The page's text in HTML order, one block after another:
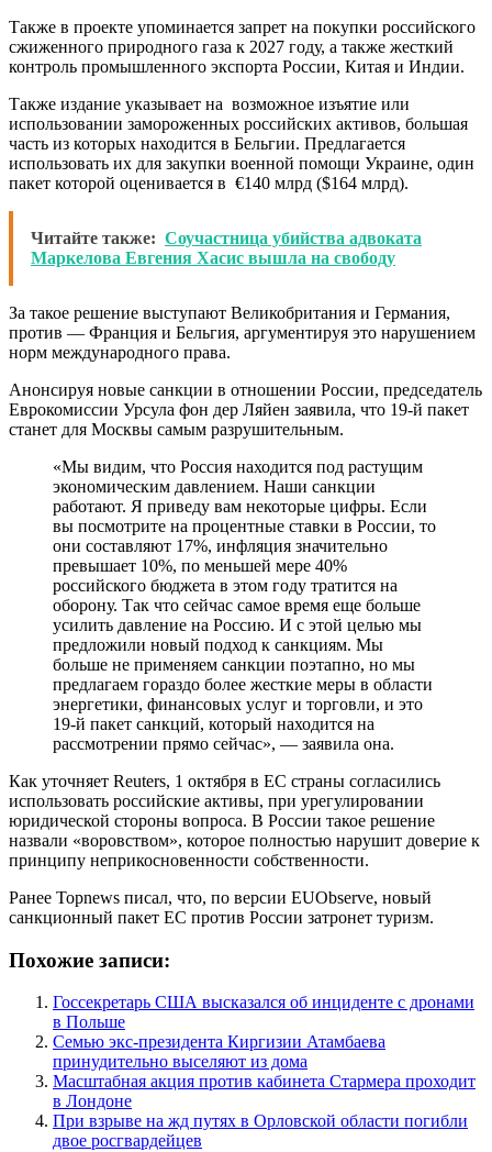
Также в проекте упоминается запрет на покупки российского
сжиженного природного газа к 2027 году, а также жесткий
контроль промышленного экспорта России, Китая и Индии.
Также издание указывает на возможное изъятие или
использовании замороженных российских активов, большая
часть из которых находится в Бельгии. Предлагается
использовать их для закупки военной помощи Украине, один
пакет которой оценивается в €140 млрд ($164 млрд).
Читайте также: Соучастница убийства адвоката
Маркелова Евгения Хасис вышла на свободу
За такое решение выступают Великобритания и Германия,
против — Франция и Бельгия, аргументируя это нарушением
норм международного права.
Анонсируя новые санкции в отношении России, председатель
Еврокомиссии Урсула фон дер Ляйен заявила, что 19-й пакет
станет для Москвы самым разрушительным.
«Мы видим, что Россия находится под растущим
экономическим давлением. Наши санкции
работают. Я приведу вам некоторые цифры. Если
вы посмотрите на процентные ставки в России, то
они составляют 17%, инфляция значительно
превышает 10%, по меньшей мере 40%
российского бюджета в этом году тратится на
оборону. Так что сейчас самое время еще больше
усилить давление на Россию. И с этой целью мы
предложили новый подход к санкциям. Мы
больше не применяем санкции поэтапно, но мы
предлагаем гораздо более жесткие меры в области
энергетики, финансовых услуг и торговли, и это
19-й пакет санкций, который находится на
рассмотрении прямо сейчас», — заявила она.
Как уточняет Reuters, 1 октября в ЕС страны согласились
использовать российские активы, при урегулировании
юридической стороны вопроса. В России такое решение
назвали «воровством», которое полностью нарушит доверие к
принципу неприкосновенности собственности.
Ранее Topnews писал, что, по версии EUObserve, новый
санкционный пакет ЕС против России затронет туризм.
Похожие записи:
Госсекретарь США высказался об инциденте с дронами
в Польше
Семью экс-президента Киргизии Атамбаева
принудительно выселяют из дома
Масштабная акция против кабинета Стармера проходит
в Лондоне
При взрыве на жд путях в Орловской области погибли
двое росгвардейцев